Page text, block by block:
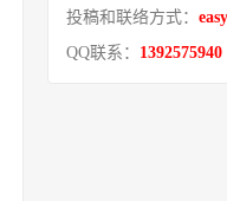
投稿和联络方式：
QQ联系： 1392575940